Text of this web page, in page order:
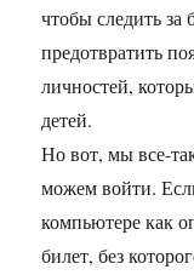
чтобы следить за
предотвратить
личностей,
детей.
Но вот, мы все-
можем войти.
компьютере как
билет, без